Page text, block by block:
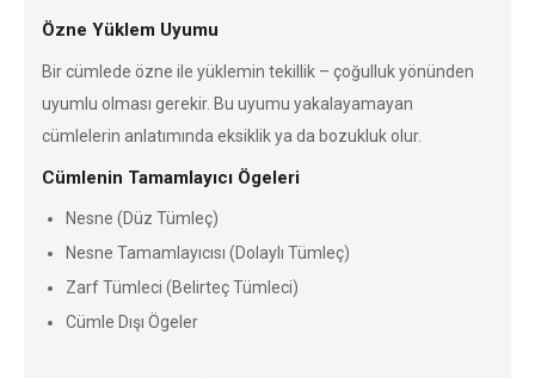
Özne Yüklem Uyumu
Bir cümlede özne ile yüklemin tekillik – çoğulluk yönünden
uyumlu olması gerekir. Bu uyumu yakalayamayan
cümlelerin anlatımında eksiklik ya da bozukluk olur.
Cümlenin Tamamlayıcı Ögeleri
Nesne (Düz Tümleç)
Nesne Tamamlayıcısı (Dolaylı Tümleç)
Zarf Tümleci (Belirteç Tümleci)
Cümle Dışı Ögeler